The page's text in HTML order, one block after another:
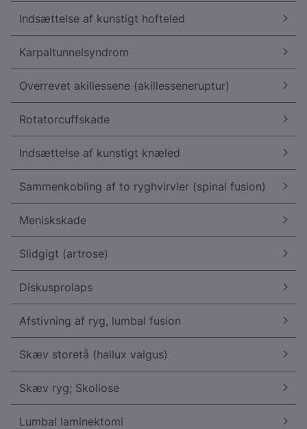
Indsættelse af kunstigt hofteled
Karpaltunnelsyndrom
Overrevet akillessene (akillesseneruptur)
Rotatorcuffskade
Indsættelse af kunstigt knæled
Sammenkobling af to ryghvirvler (spinal fusion)
Meniskskade
Slidgigt (artrose)
Diskusprolaps
Afstivning af ryg, lumbal fusion
Skæv storetå (hallux valgus)
Skæv ryg; Skoliose
Lumbal laminektomi